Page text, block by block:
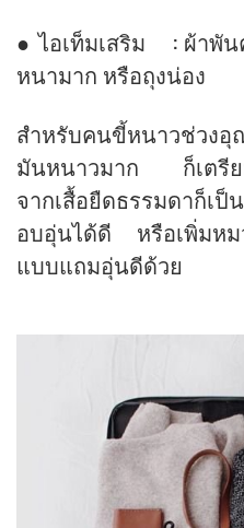
● ไอเท็มเสริม : ผ้าพัน
หนามาก หรือถุงน่อง
สำหรับคนขี้หนาวช่วงอุ
มันหนาวมาก ก็เตรีย
จากเสื้อยืดธรรมดาก็เป็
อบอุ่นได้ดี หรือเพิ่มหม
แบบแถมอุ่นดีด้วย